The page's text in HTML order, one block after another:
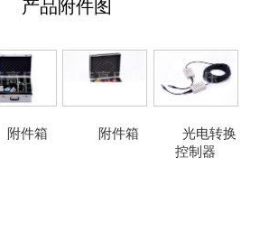
产品附件图
附件箱 附件箱
光电转换
控制器